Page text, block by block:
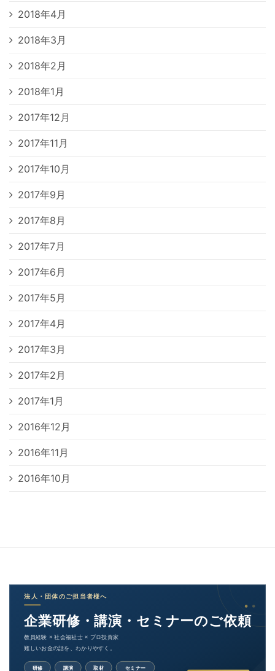
2018年4月
2018年3月
2018年2月
2018年1月
2017年12月
2017年11月
2017年10月
2017年9月
2017年8月
2017年7月
2017年6月
2017年5月
2017年4月
2017年3月
2017年2月
2017年1月
2016年12月
2016年11月
2016年10月